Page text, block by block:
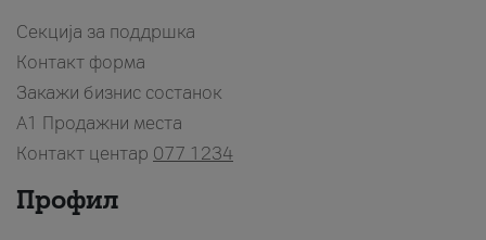
Секција за поддршка
Контакт форма
Закажи бизнис состанок
A1 Продажни места
Контакт центар 077 1234
Профил